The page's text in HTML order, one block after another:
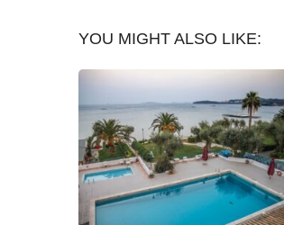
YOU MIGHT ALSO LIKE: